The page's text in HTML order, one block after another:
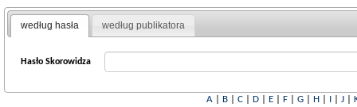
według hasła według publikatora
Hasło Skorowidza
A| B| C| D| E| F| G| H| I| J|